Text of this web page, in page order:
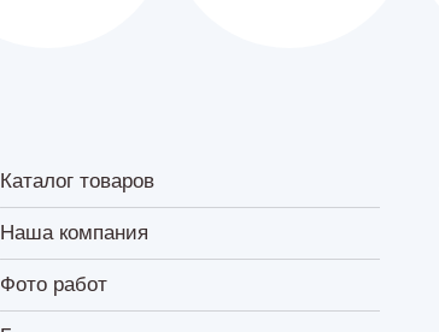
Каталог товаров
Наша компания
Фото работ